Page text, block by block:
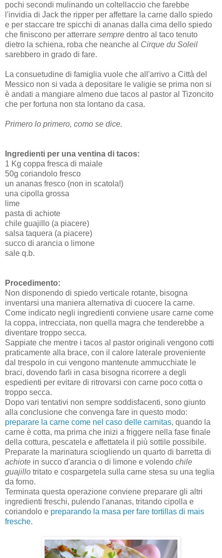
pochi secondi mulinando un coltellaccio che farebbe
l'invidia di Jack the ripper per affettare la carne dallo spiedo
e per staccare tre spicchi di ananas dalla cima dello spiedo
che finiscono per atterrare sempre dentro al taco tenuto
dietro la schiena, roba che neanche al Cirque du Soleil
sarebbero in grado di fare.
La consuetudine di famiglia vuole che all'arrivo a Città del
Messico non si vada a depositare le valigie se prima non si
è andati a mangiare almeno due tacos al pastor al Tizoncito
che per fortuna non sta lontano da casa.
Primero lo primero, como se dice.
Ingredienti per una ventina di tacos:
1 Kg coppa fresca di maiale
50g coriandolo fresco
un ananas fresco (non in scatola!)
una cipolla grossa
lime
pasta di achiote
chile guajillo (a piacere)
salsa taquera (a piacere)
succo di arancia o limone
sale q.b.
Procedimento:
Non disponendo di spiedo verticale rotante, bisogna
inventarsi una maniera alternativa di cuocere la carne.
Come indicato negli ingredienti conviene usare carne come
la coppa, intrecciata, non quella magra che tenderebbe a
diventare troppo secca.
Sappiate che mentre i tacos al pastor originali vengono cotti
praticamente alla brace, con il calore laterale proveniente
dal trespolo in cui vengono mantenute ammucchiate le
braci, dovendo farli in casa bisogna ricorrere a degli
espedienti per evitare di ritrovarsi con carne poco cotta o
troppo secca.
Dopo vari tentativi non sempre soddisfacenti, sono giunto
alla conclusione che convenga fare in questo modo:
preparare la carne come nel caso delle carnitas, quando la
carne è cotta, ma prima che inizi a friggere nella fase finale
della cottura, pescatela e affettatela il più sottile possibile.
Preparate la marinatura sciogliendo un quarto di barretta di
achiote in succo d'arancia o di limone e volendo chile
guajillo tritato e cospargetela sulla carne stesa su una teglia
da forno.
Terminata questa operazione conviene preparare gli altri
ingredienti freschi, pulendo l'ananas, tritando cipolla e
coriandolo e preparando la masa per fare tortillas di mais
fresche.